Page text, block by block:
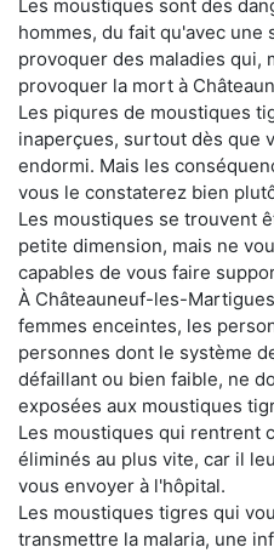
Les moustiques sont des
hommes, du fait qu'avec
provoquer des maladies qui,
provoquer la mort à
Les piqures de moustiques
inaperçues, surtout dès que
endormi. Mais les
vous le constaterez bien
Les moustiques se trouvent
petite dimension, mais ne
capables de vous faire
À Châteauneuf-les-
femmes enceintes, les
personnes dont le système
défaillant ou bien faible, ne
exposées aux moustiques
Les moustiques qui rentrent
éliminés au plus vite, car il
vous envoyer à l'hôpital.
Les moustiques tigres qui
transmettre la malaria, une